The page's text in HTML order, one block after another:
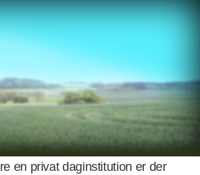
> Kom godt i gang
en privat daginstitution er der